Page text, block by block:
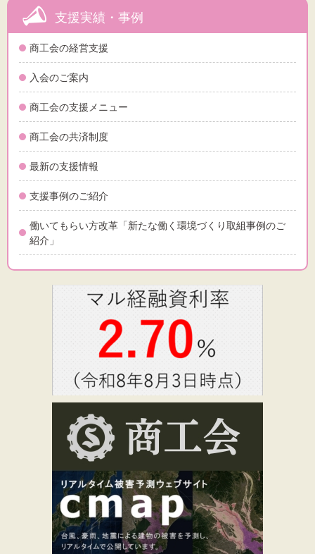
標準 拡大
支援実績・事例
商工会の経営支援
入会のご案内
商工会の支援メニュー
商工会の共済制度
最新の支援情報
支援事例のご紹介
働いてもらい方改革「新たな働く環境づくり取組事例のご
紹介」